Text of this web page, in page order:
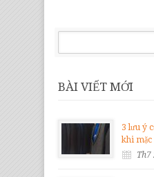
BÀI VIẾT MỚI
3 lưu ý
khi mặc
Th7